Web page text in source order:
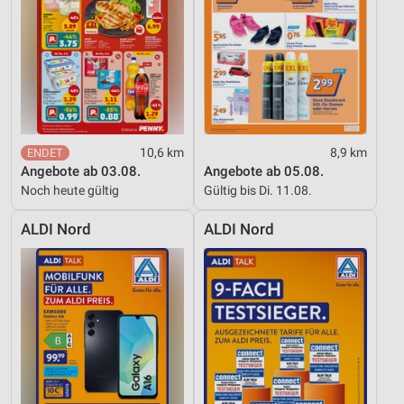
10,6 km
Angebote ab 03.08.
Noch heute gültig
8,9 km
Angebote ab 05.08.
Gültig bis Di. 11.08.
ALDI Nord ALDI Nord
Entwicklung und Verbesserung der Angebote
Verwendung reduzierter Daten zur Auswahl von
Inhalten
IAB-Besonderheiten:
Verwendung genauer Standortdaten
Geräte anhand von aktiv angeforderten
Informationen identifizieren
Nicht-IAB-Verarbeitungszwecke:
Notwendig
Performance
Funktional
Werbung